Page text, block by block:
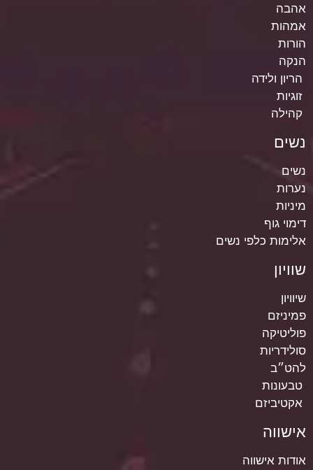
אהבה
אמהות
הורות
הנקה
הריון ולידה
זוגיות
קהילה
נשים
נשים
נערות
מיניות
דימוי גוף
אלימות כלפי נשים
שוויון
שיוויון
פמיניזם
פוליטיקה
סולידריות
להט״ב
טבעונות
אקטיביזם
אישווה
אודות אישווה